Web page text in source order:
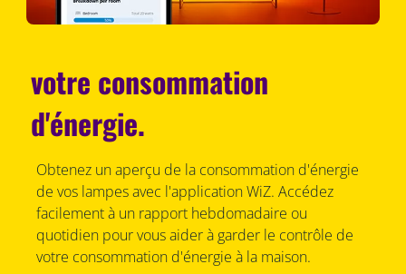
votre consommation
d'énergie.
Obtenez un aperçu de la consommation d'énergie
de vos lampes avec l'application WiZ. Accédez
facilement à un rapport hebdomadaire ou
quotidien pour vous aider à garder le contrôle de
votre consommation d'énergie à la maison.